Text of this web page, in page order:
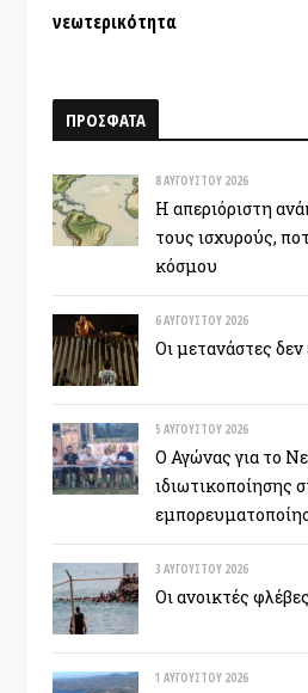
νεωτερικότητα
ΠΡΟΣΦΑΤΑ
8 ΑΥΓΟΎΣΤΟΥ 2026
Η απεριόριστη
τους ισχυρούς,
κόσμου
6 ΑΥΓΟΎΣΤΟΥ 2026
Οι μετανάστες δεν
5 ΑΥΓΟΎΣΤΟΥ 2026
Ο Αγώνας για το
ιδιωτικοποίησης
3 ΑΥΓΟΎΣΤΟΥ 2026
Οι ανοικτές
1 ΑΥΓΟΎΣΤΟΥ 2026